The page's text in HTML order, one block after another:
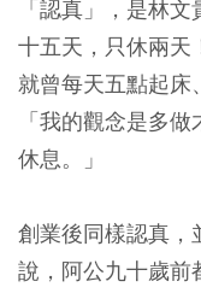
「認真」，是林
十五天，只休兩天
就曾每天五點起床
「我的觀念是多
休息。」
創業後同樣認真，
說，阿公九十歲前